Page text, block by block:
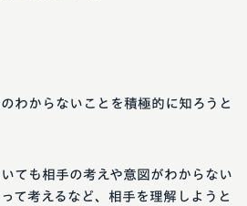
わからないことを積極的に知ろうと
ても相手の考えや意図がわからない
て考えるなど、相手を理解しようと